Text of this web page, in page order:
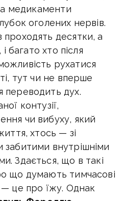
медикаменти
оголених нервів.
десятки, а
багато хто після
рухатися
тут чи не вперше
переводить дух.
контузії,
чи вибуху, який
хтось — зі
внутрішніми
Здається, що в такі
що думають тимчасові
— це про їжу. Однак